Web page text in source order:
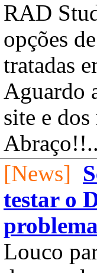
RAD
opções
tratadas
Aguardo
site e dos
[News]
testar o
Louco